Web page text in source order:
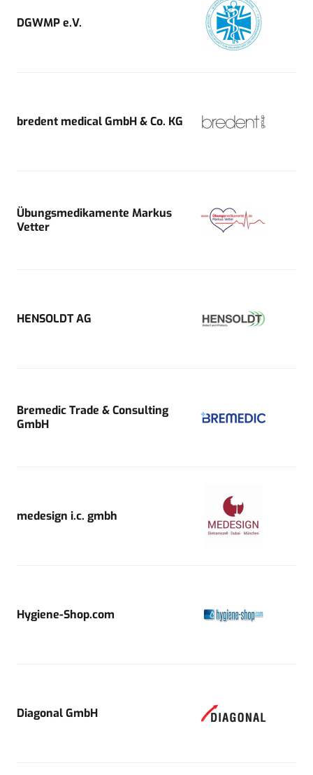
DGWMP e.V.
bredent medical GmbH & Co. KG
Übungsmedikamente Markus
Vetter
HENSOLDT AG
Bremedic Trade & Consulting
GmbH
medesign i.c. gmbh
Hygiene-Shop.com
Diagonal GmbH